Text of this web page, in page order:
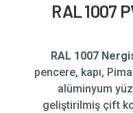
RAL 1007
RAL 1007
pencere, kapı,
alüminyum
geliştirilmiş çift